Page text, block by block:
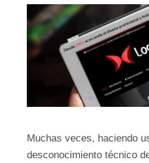
Muchas veces, haciendo
desconocimiento técnico